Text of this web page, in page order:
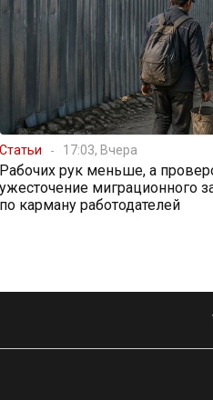
Статьи 17:03, Вчера
Рабочих рук меньше, а
ужесточение миграционного
по карману работодателей